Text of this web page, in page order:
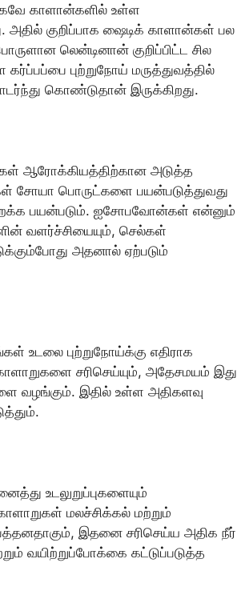
காளான்களில் உள்ள
குறிப்பாக ஷைடிக் காளான்கள் பல
லென்டினான் குறிப்பிட்ட சில
புற்றுநோய் மருத்துவத்தில்
கொண்டுதான் இருக்கிறது.
ஆரோக்கியத்திற்கான அடுத்த
சோயா பொருட்களை பயன்படுத்துவது
பயன்படும். ஐசோபவோன்கள் என்னும்
வளர்ச்சியையும், செல்கள்
அதனால் ஏற்படும்
உடலை புற்றுநோய்க்கு எதிராக
சரிசெய்யும், அதேசமயம் இது
வழங்கும். இதில் உள்ள அதிகளவு
உடலுறுப்புகளையும்
மலச்சிக்கல் மற்றும்
இதனை சரிசெய்ய அதிக நீர்
வயிற்றுப்போக்கை கட்டுப்படுத்த